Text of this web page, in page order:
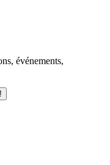
événements,